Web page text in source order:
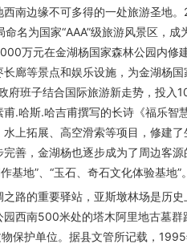
南边缘不可多得的一处旅游圣地
名为国家“AAA”级旅游风景区，
万元在金湖杨国家森林公园内修
廊等景点和娱乐设施，为金湖杨
府班子结合国际旅游新走势，投入
.哈斯.哈吉甫撰写的长诗《福乐
上拓展、高空滑索等项目，修建
善，金湖杨也逐步成为了周边客源
基地”、“玉石、奇石文化体验基地”。
的重要驿站，亚斯墩林场是历史
西南500米处的塔木阿里地古墓
保护单位。据县文管所记载，